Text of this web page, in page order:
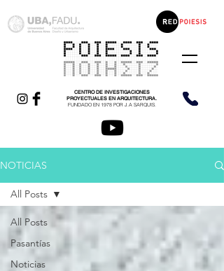
CENTRO DE INVESTIGACIONES
PROYECTUALES EN ARQUITECTURA.
FUNDADO EN 1978 POR J.A SARQUIS.
NOTICIAS
All Posts
Pasantías
Noticias
All Posts